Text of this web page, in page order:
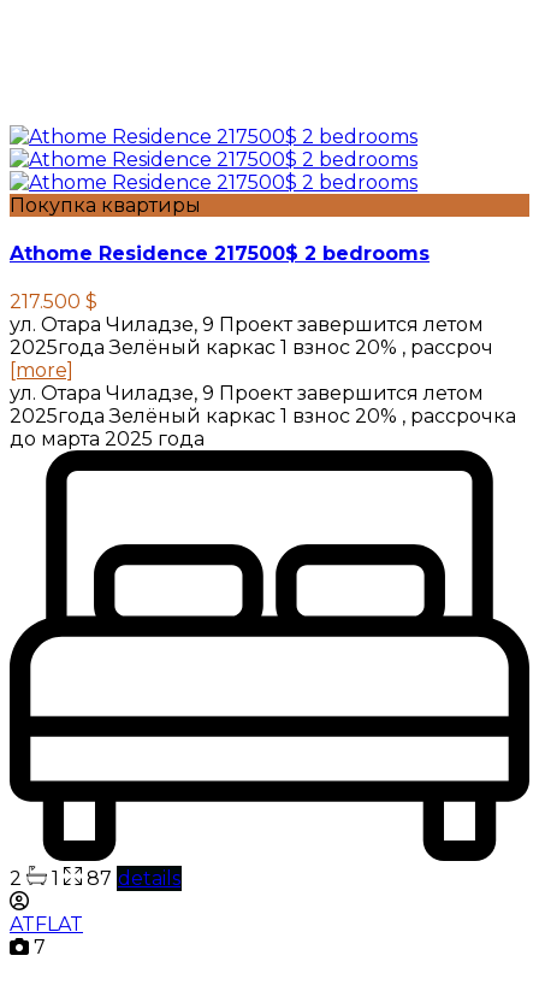
Покупка квартиры
Athome Residence 217500$ 2 bedrooms
217.500 $
ул. Отара Чиладзе, 9 Проект завершится летом
2025года Зелёный каркас 1 взнос 20% , рассроч
[more]
ул. Отара Чиладзе, 9 Проект завершится летом
2025года Зелёный каркас 1 взнос 20% , рассрочка
до марта 2025 года
2 1 87 details
ATFLAT
7